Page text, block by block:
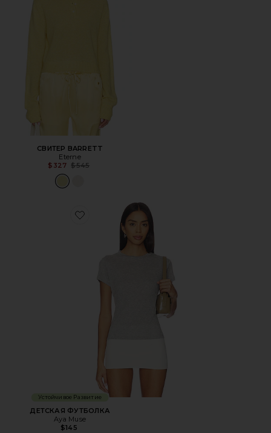
СВИТЕР BARRETT
Eterne
$327 Previous price:
$545
Favorite ДЕТСКАЯ ФУТБОЛКА
Устойчивое Развитие
ДЕТСКАЯ ФУТБОЛКА
Aya Muse
$145